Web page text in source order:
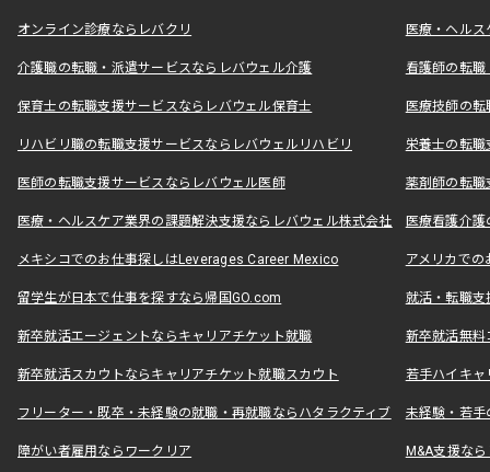
オンライン診療ならレバクリ 医療・ヘル
介護職の転職・派遣サービスならレバウェル介護 看護師の転
保育士の転職支援サービスならレバウェル保育士 医療技師の
リハビリ職の転職支援サービスならレバウェルリハビリ 栄養士の転
医師の転職支援サービスならレバウェル医師 薬剤師の転
医療・ヘルスケア業界の課題解決支援ならレバウェル株式会社 医療看護介
メキシコでのお仕事探しはLeverages Career Mexico アメリカで
留学生が日本で仕事を探すなら帰国GO.com 就活・転職
新卒就活エージェントならキャリアチケット就職 新卒就活無料
新卒就活スカウトならキャリアチケット就職スカウト 若手ハイキ
フリーター・既卒・未経験の就職・再就職ならハタラクティブ 未経験・若手
障がい者雇用ならワークリア M&A支援な